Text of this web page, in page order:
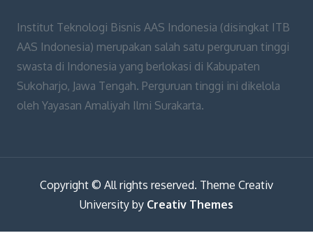
Institut Teknologi Bisnis AAS Indonesia (disingkat ITB
AAS Indonesia) merupakan salah satu perguruan tinggi
swasta di Indonesia yang berlokasi di Kabupaten
Sukoharjo, Jawa Tengah. Perguruan tinggi ini dikelola
oleh Yayasan Amaliyah Ilmi Surakarta.
Copyright © All rights reserved. Theme Creativ
University by Creativ Themes